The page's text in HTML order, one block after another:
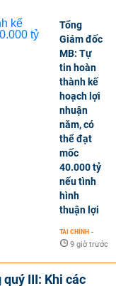
Tổng
Giám đốc
MB: Tự
tin hoàn
thành kế
hoạch lợi
nhuận
năm, có
thể đạt
mốc
40.000 tỷ
nếu tình
hình
thuận lợi
TÀI CHÍNH -
9 giờ trước
III: Khi các